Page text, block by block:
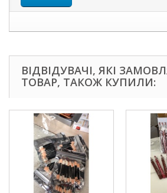
ВІДВІДУВАЧІ, ЯКІ
ТОВАР, ТАКОЖ КУПИЛИ: